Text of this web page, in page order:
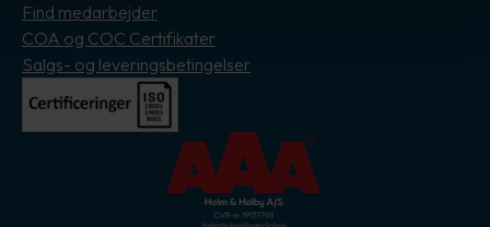
Find medarbejder
COA og COC Certifikater
Salgs- og leveringsbetingelser